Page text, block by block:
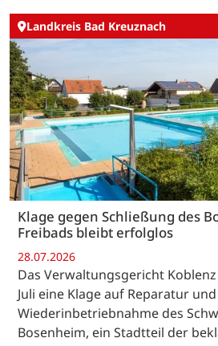
Landkreis Bad Kreuznach
Klage gegen Schließung des
Freibads bleibt erfolglos
28.07.2026
Das Verwaltungsgericht
Juli eine Klage auf Reparatur und
Wiederinbetriebnahme des
Bosenheim, ein Stadtteil der